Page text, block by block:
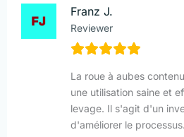
Franz J.
Reviewer
La roue à aubes
une utilisation saine et
levage. Il s'agit d'un
d'améliorer le processus.